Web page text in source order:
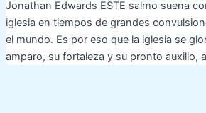
Jonathan Edwards ESTE salmo suena
iglesia en tiempos de grandes
el mundo. Es por eso que la iglesia se
amparo, su fortaleza y su pronto auxilio,